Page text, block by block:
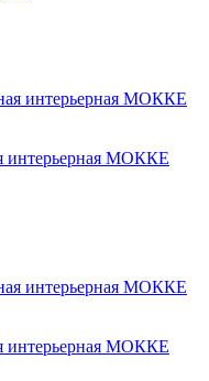
интерьерная МОККЕ
интерьерная МОККЕ